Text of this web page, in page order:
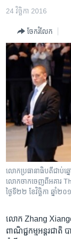
ព័ត៌មាន​​
រំលង​
និង​
រចនា
សម្ព័ន្ធ​
រំលង​
ទៅ​
កាន់​
ទំព័រ​
ស្វែង​
ព្រឹត្តិការណ៍ព័ត៌មាន
ទូរទស្សន៍ / វីដេអូ​
វិទ្យុ / ផតខាសថ៍
កម្មវិធីទាំងអស់
Khmer English
បណ្តាញ​សង្គម
ភាសា
24 វិច្ឆិកា 2016
ចែករំលែក
លោក​ប្រធានាធិបតី​ជាប់​ឆ្
លោក​ចាកចេញ​ពី​អគារ
ថ្ងៃទី២២ ខែវិច្ឆិកា ឆ្នាំ២០
លោក Zhang
ពាណិជ្ជកម្ម​អន្តរជាតិ